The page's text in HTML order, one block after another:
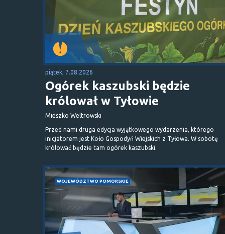
piątek, 7.08.2026
Ogórek kaszubski będzie
królował w Tyłowie
Mieszko Weltrowski
Przed nami druga edycja wyjątkowego wydarzenia, którego
inicjatorem jest Koło Gospodyń Wiejskich z Tyłowa. W sobotę
królować będzie tam ogórek kaszubski.
WOJEWÓDZTWO POMORSKIE